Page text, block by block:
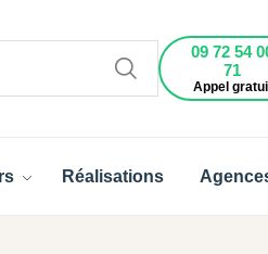
09 72 54
71
Appel
Réalisations